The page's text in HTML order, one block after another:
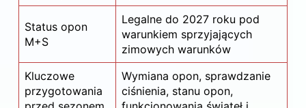
Status opon
M+S
Legalne do 2027 roku pod
warunkiem sprzyjających
zimowych warunków
Kluczowe
przygotowania
Wymiana opon, sprawdzanie
ciśnienia, stanu opon,